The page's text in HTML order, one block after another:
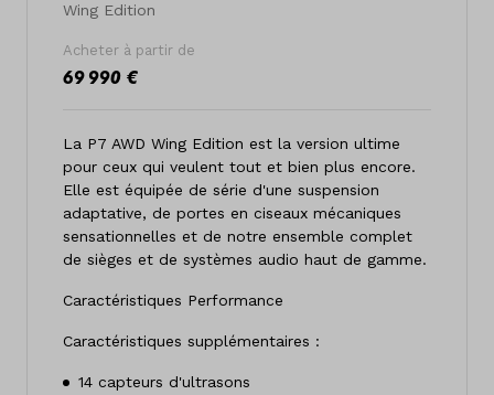
Wing Edition
Acheter à partir de
69 990 €
La P7 AWD Wing Edition est la version ultime
pour ceux qui veulent tout et bien plus encore.
Elle est équipée de série d'une suspension
adaptative, de portes en ciseaux mécaniques
sensationnelles et de notre ensemble complet
de sièges et de systèmes audio haut de gamme.
Caractéristiques Performance
Caractéristiques supplémentaires :
14 capteurs d'ultrasons